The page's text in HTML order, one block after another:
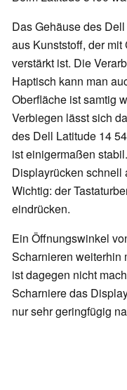
Das Gehäuse des
aus Kunststoff, der
verstärkt ist. Die
Haptisch kann man
Oberfläche ist samtig
Verbiegen lässt sich
des Dell Latitude 14
ist einigermaßen
Displayrücken schnell
Wichtig: der
eindrücken.
Ein Öffnungswinkel
Scharnieren weiterhin
ist dagegen nicht
Scharniere das
nur sehr geringfügig